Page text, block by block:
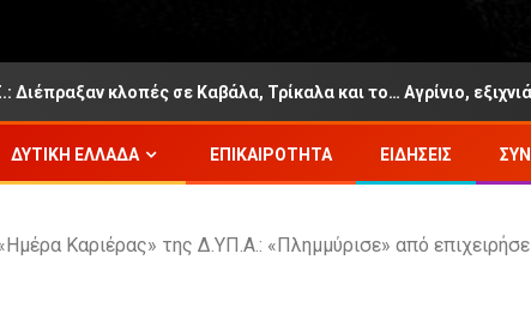
κλοπές σε Καβάλα, Τρίκαλα και το… Αγρίνιο, εξιχνιάστηκαν 9
ΔΥΤΙΚΉ ΕΛΛΆΔΑ ΕΠΙΚΑΙΡΌΤΗΤΑ ΕΙΔΉΣΕΙΣ
Καριέρας» της Δ.ΥΠ.Α.: «Πλημμύρισε» από